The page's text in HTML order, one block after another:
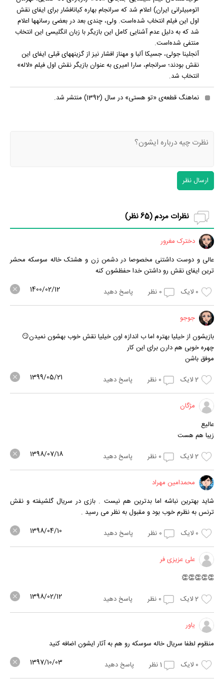
اتومبیل‎رانی ایران) اعلام شد که سرانجام بهاره کیان‎افشار برای ایفای نقش
اول این فیلم انتخاب شده‌است. ولی، چندی بعد در بعضی رسانه‎ها اعلام
شد که به دلیل عدم آشنایی کامل این بازیگر با زبان انگلیسی این انتخاب
منتفی شده‌است.
آنجلینا جولی، جسیکا آلبا و مهناز افشار نیز از گزینه‎های قبلی ایفای این
نقش بودند؛ سرانجام، سارا امیری به عنوان بازیگر نقش اول فیلم «لاله»
انتخاب شد.
نماهنگ قطعه‌ی «تو هستی» در سال (1392) منتشر شد.
ارسال نظر
نظرات مردم (65نظر)
دخترک مغرور
عالی و دوست داشتنی مخصوصا در دشمن زن و هشتک خاله سوسکه محشر
ترین ایفای نقش رو داشتن خدا حفظشون کنه
0 لایک 0 نظر پاسخ دهید 1400/02/12
جوجو
بازیشون از خیلیا بهتره اما ب اندازه اون خیلیا نقش خوب بهشون نمیدن😏
چهره خوبی هم دارن برای این کار
موفق باشن
2لایک 0 نظر پاسخ دهید 1399/05/21
مژگان
عالیع
زیبا هم هست
2لایک 0 نظر پاسخ دهید 1398/07/18
محمدامین مهراد
شاید بهترین نباشه اما بدترین هم نیست . بازی در سریال گلشیفته و نقش
ترنس به نظرم خوب بود و مقبول به نظر می رسید .
0 لایک 0 نظر پاسخ دهید 1398/04/10
علی عزیزی فر
👏👏👏👏👏
2لایک 0 نظر پاسخ دهید 1398/02/12
یاور
منظوم لطفا سریال خاله سوسکه رو هم به آثار ایشون اضافه کنید
0 لایک 1نظر پاسخ دهید 1397/10/03